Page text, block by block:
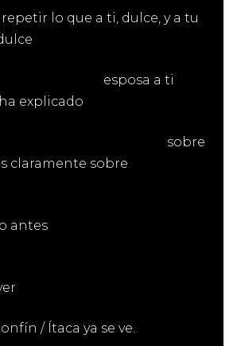
que a ti, dulce, y a tu
a ti
explicado
claramente sobre
antes
/ Ítaca ya se ve.